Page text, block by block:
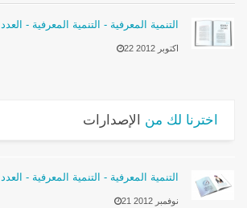
التنمية المعرفية - التنمية المعرفية - العدد 4
22 اكتوبر 2012
اخترنا لك من الإصدارات
التنمية المعرفية - التنمية المعرفية - العدد 3
21 نوفمبر 2012